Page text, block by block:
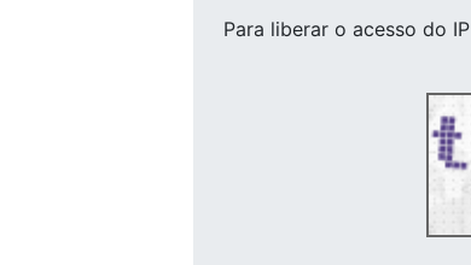
Para liberar o acesso do IP